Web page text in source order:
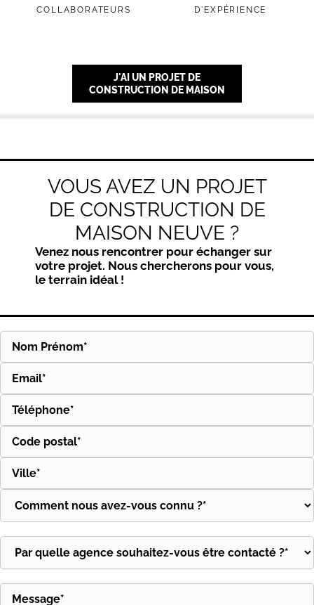
COLLABORATEURS D'EXPÉRIENCE
J'AI UN PROJET DE
CONSTRUCTION DE MAISON
VOUS AVEZ UN PROJET
DE CONSTRUCTION DE
MAISON NEUVE ?
Venez nous rencontrer pour échanger sur
votre projet. Nous chercherons pour vous,
le terrain idéal !